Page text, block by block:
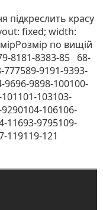
підкреслить красу
fixed; width:
по вищій
8181-8383-85 68-
9191-9393-
9696-9898-100100-
103103-
106106-
11693-9795109-
119119-121